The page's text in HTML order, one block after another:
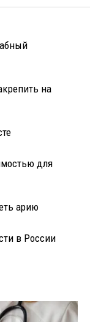
на
для
арию
в России